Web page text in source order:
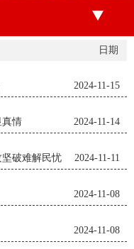
日期
2024-11-15
真情 2024-11-14
破难解民忧 2024-11-11
2024-11-08
2024-11-08